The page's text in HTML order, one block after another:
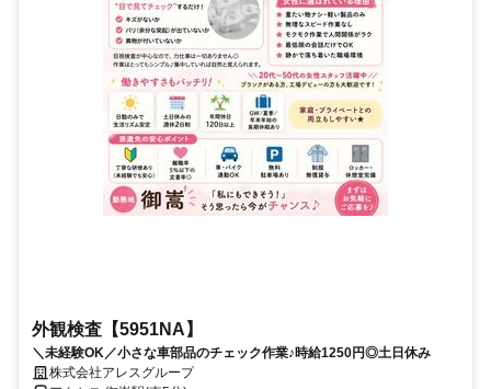
外観検査【5951NA】
＼未経験OK／小さな車部品のチェック作業♪時給1250円◎土日休み
株式会社アレスグループ